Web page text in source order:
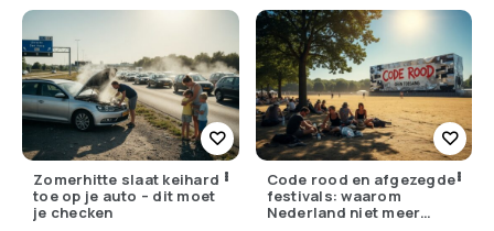
bellen
Zomerhitte slaat keihard
toe op je auto – dit moet
je checken
Code rood en afgezegde
festivals: waarom
Nederland niet meer